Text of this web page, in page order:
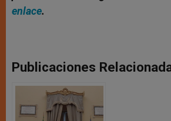
enlace.
Publicaciones